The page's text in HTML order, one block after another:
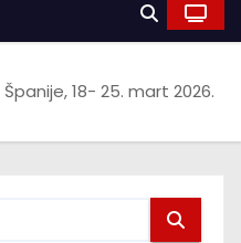
Španije, 18- 25. mart 2026.